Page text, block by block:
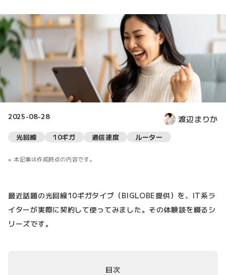
2025-08-28 渡辺まりか
光回線 10ギガ 通信速度 ルーター
本記事は作成時点の内容です。
最近話題の光回線10ギガタイプ（BIGLOBE提供）を、IT系ラ
イターが実際に契約して使ってみました。その体験談を綴るシ
リーズです。
目次